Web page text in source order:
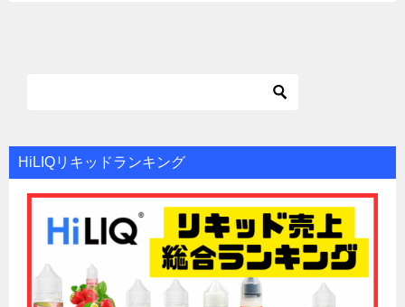
HiLIQリキッドランキング